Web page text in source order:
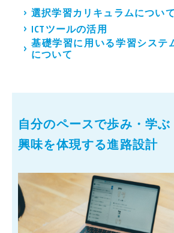
選択学習カリキュラムについて
ICTツールの活用
基礎学習に用いる学習システ
について
自分のペースで歩み・学ぶ
興味を体現する進路設計